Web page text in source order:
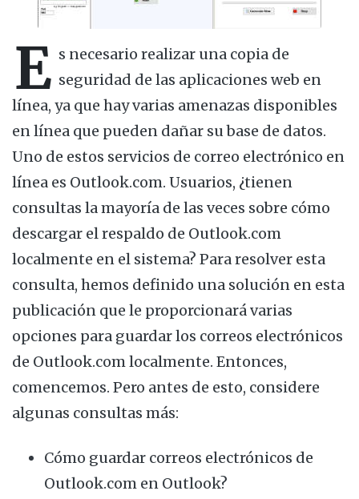
E s necesario realizar una copia de
seguridad de las aplicaciones web en
línea, ya que hay varias amenazas disponibles
en línea que pueden dañar su base de datos.
Uno de estos servicios de correo electrónico en
línea es Outlook.com. Usuarios, ¿tienen
consultas la mayoría de las veces sobre cómo
descargar el respaldo de Outlook.com
localmente en el sistema? Para resolver esta
consulta, hemos definido una solución en esta
publicación que le proporcionará varias
opciones para guardar los correos electrónicos
de Outlook.com localmente. Entonces,
comencemos. Pero antes de esto, considere
algunas consultas más:
Cómo guardar correos electrónicos de
Outlook.com en Outlook?